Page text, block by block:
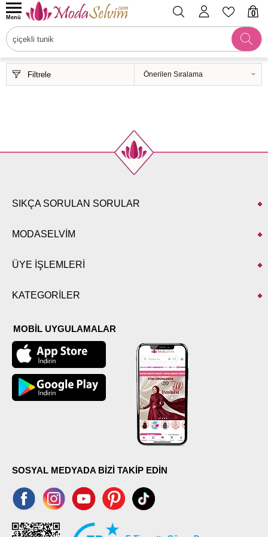
0
Menü
Filtrele
SIKÇA SORULAN SORULAR
MODASELVİM
ÜYE İŞLEMLERİ
KATEGORİLER
MOBİL UYGULAMALAR
SOSYAL MEDYADA BİZİ TAKİP EDİN